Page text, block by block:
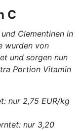
C
Clementinen in
wurden von
und sorgen nun
Portion Vitamin
nur 2,75 EUR/kg
nur 3,20